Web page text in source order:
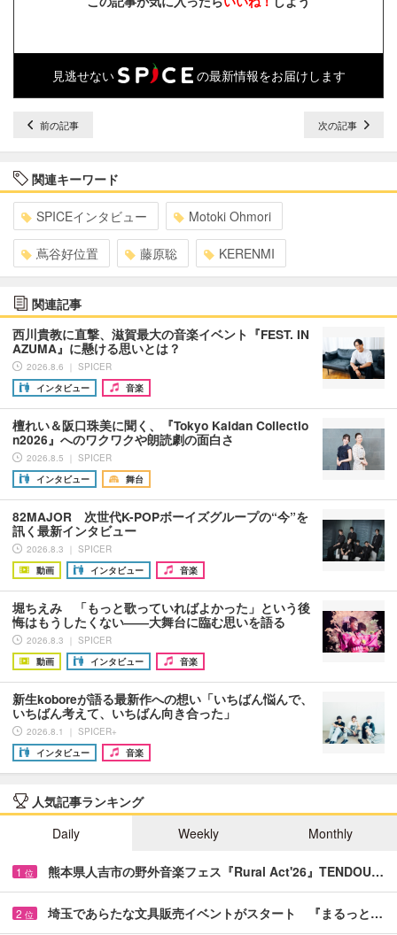
見逃せない の最新情報をお届けします
前の記事 次の記事
関連キーワード
SPICEインタビュー Motoki Ohmori
蔦谷好位置 藤原聡 KERENMI
関連記事
西川貴教に直撃、滋賀最大の音楽イベント『FEST. IN
AZUMA』に懸ける思いとは？
2026.8.6 ｜ SPICER
インタビュー
音楽
檀れい＆阪口珠美に聞く、『Tokyo Kaidan Collectio
n2026』へのワクワクや朗読劇の面白さ
2026.8.5 ｜ SPICER
インタビュー
舞台
82MAJOR 次世代K-POPボーイズグループの“今”を
訊く最新インタビュー
2026.8.3 ｜ SPICER
動画
インタビュー 音楽
堀ちえみ 「もっと歌っていればよかった」という後
悔はもうしたくない――大舞台に臨む思いを語る
2026.8.3 ｜ SPICER
動画
インタビュー 音楽
新生koboreが語る最新作への想い「いちばん悩んで、
いちばん考えて、いちばん向き合った」
2026.8.1 ｜ SPICER+
インタビュー
音楽
人気記事ランキング
Daily
Weekly Monthly
1 位 熊本県人吉市の野外音楽フェス『Rural Act'26』TENDOU…
2 位 埼玉であらたな文具販売イベントがスタート 『まるっと…